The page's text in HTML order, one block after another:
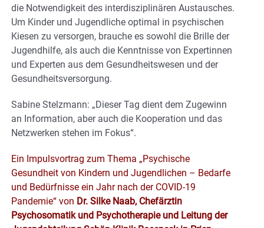
die Notwendigkeit des interdisziplinären Austausches.
Um Kinder und Jugendliche optimal in psychischen
Kiesen zu versorgen, brauche es sowohl die Brille der
Jugendhilfe, als auch die Kenntnisse von Expertinnen
und Experten aus dem Gesundheitswesen und der
Gesundheitsversorgung.
Sabine Stelzmann: „Dieser Tag dient dem Zugewinn
an Information, aber auch die Kooperation und das
Netzwerken stehen im Fokus“.
Ein Impulsvortrag zum Thema „Psychische
Gesundheit von Kindern und Jugendlichen – Bedarfe
und Bedürfnisse ein Jahr nach der COVID-19
Pandemie“ von Dr. Silke Naab, Chefärztin
Psychosomatik und Psychotherapie und Leitung der